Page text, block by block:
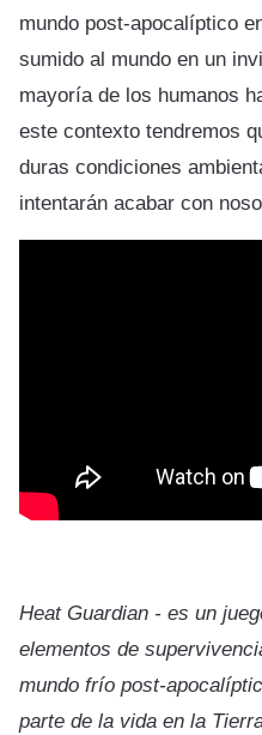
mundo post-apocalíptico
sumido al mundo en un
mayoría de los humanos
este contexto tendremos
duras condiciones
intentarán acabar con
Heat Guardian - es un
elementos de
mundo frío post-
parte de la vida en la